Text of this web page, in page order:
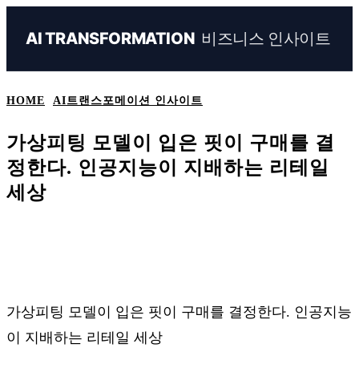
AI TRANSFORMATION 비즈니스 인사이트
HOME AI트랜스포메이션 인사이트
가상피팅 모델이 입은 핏이 구매를 결
정한다. 인공지능이 지배하는 리테일
세상
가상피팅 모델이 입은 핏이 구매를 결정한다. 인공지능
이 지배하는 리테일 세상